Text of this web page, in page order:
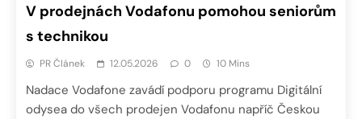
V prodejnách Vodafonu pomohou seniorům
s technikou
PR Článek 12.05.2026 0 10 Mins
Nadace Vodafone zavádí podporu programu Digitální
odysea do všech prodejen Vodafonu napříč Českou